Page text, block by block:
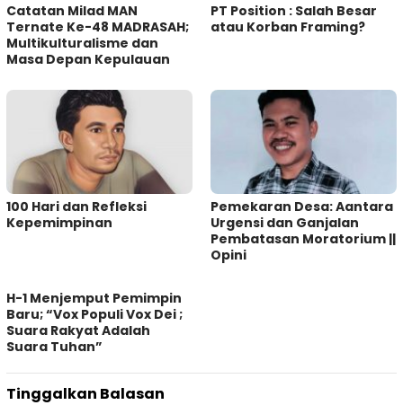
Catatan Milad MAN
Ternate Ke-48 MADRASAH;
Multikulturalisme dan
Masa Depan Kepulauan
PT Position : Salah Besar
atau Korban Framing?
100 Hari dan Refleksi
Kepemimpinan
Pemekaran Desa: Aantara
Urgensi dan Ganjalan
Pembatasan Moratorium ||
Opini
H-1 Menjemput Pemimpin
Baru; “Vox Populi Vox Dei ;
Suara Rakyat Adalah
Suara Tuhan”
Tinggalkan Balasan